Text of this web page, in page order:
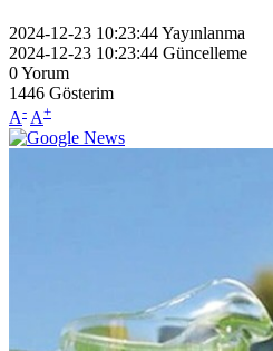
2024-12-23 10:23:44Yayınlanma
2024-12-23 10:23:44 Güncelleme
0Yorum
1446 Gösterim
A- A+